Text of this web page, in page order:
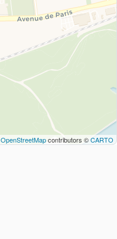
OpenStreetMapcontributors ©CARTO